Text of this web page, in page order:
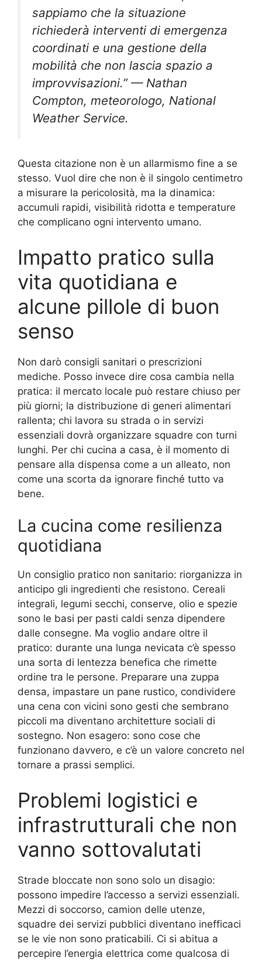
sappiamo che la situazione
richiederà interventi di emergenza
coordinati e una gestione della
mobilità che non lascia spazio a
improvvisazioni.” — Nathan
Compton, meteorologo, National
Weather Service.
Questa citazione non è un allarmismo fine a se
stesso. Vuol dire che non è il singolo centimetro
a misurare la pericolosità, ma la dinamica:
accumuli rapidi, visibilità ridotta e temperature
che complicano ogni intervento umano.
Impatto pratico sulla
vita quotidiana e
alcune pillole di buon
senso
Non darò consigli sanitari o prescrizioni
mediche. Posso invece dire cosa cambia nella
pratica: il mercato locale può restare chiuso per
più giorni; la distribuzione di generi alimentari
rallenta; chi lavora su strada o in servizi
essenziali dovrà organizzare squadre con turni
lunghi. Per chi cucina a casa, è il momento di
pensare alla dispensa come a un alleato, non
come una scorta da ignorare finché tutto va
bene.
La cucina come resilienza
quotidiana
Un consiglio pratico non sanitario: riorganizza in
anticipo gli ingredienti che resistono. Cereali
integrali, legumi secchi, conserve, olio e spezie
sono le basi per pasti caldi senza dipendere
dalle consegne. Ma voglio andare oltre il
pratico: durante una lunga nevicata c’è spesso
una sorta di lentezza benefica che rimette
ordine tra le persone. Preparare una zuppa
densa, impastare un pane rustico, condividere
una cena con vicini sono gesti che sembrano
piccoli ma diventano architetture sociali di
sostegno. Non esagero: sono cose che
funzionano davvero, e c’è un valore concreto nel
tornare a prassi semplici.
Problemi logistici e
infrastrutturali che non
vanno sottovalutati
Strade bloccate non sono solo un disagio:
possono impedire l’accesso a servizi essenziali.
Mezzi di soccorso, camion delle utenze,
squadre dei servizi pubblici diventano inefficaci
se le vie non sono praticabili. Ci si abitua a
percepire l’energia elettrica come qualcosa di